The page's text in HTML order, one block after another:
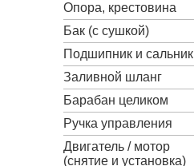
Опора, крестовина
Бак (с сушкой)
Подшипник и сальник
Заливной шланг
Барабан целиком
Ручка управления
Двигатель / мотор
(снятие и установка)